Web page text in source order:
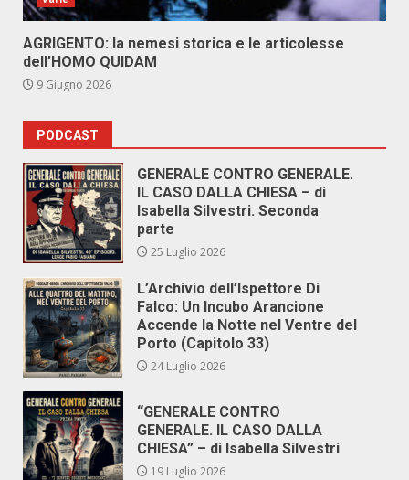
AGRIGENTO: la nemesi storica e le articolesse
dell’HOMO QUIDAM
9 Giugno 2026
PODCAST
GENERALE CONTRO GENERALE.
IL CASO DALLA CHIESA – di
Isabella Silvestri. Seconda
parte
25 Luglio 2026
L’Archivio dell’Ispettore Di
Falco: Un Incubo Arancione
Accende la Notte nel Ventre del
Porto (Capitolo 33)
24 Luglio 2026
“GENERALE CONTRO
GENERALE. IL CASO DALLA
CHIESA” – di Isabella Silvestri
19 Luglio 2026